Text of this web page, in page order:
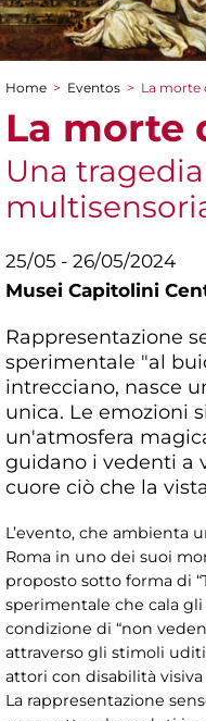
You are here
Home > Eventos > La morte
La morte
Una
25/05 - 26/05/2024
Musei Capitolini
Rappresentazione
sperimentale "al
intrecciano, nasce
unica. Le emozioni
un'atmosfera
guidano i vedenti a
cuore ciò che la
L’evento, che ambienta
Roma in uno dei suoi
proposto sotto forma di
sperimentale che cala
condizione di “non
attraverso gli stimoli
attori con disabilità
La rappresentazione